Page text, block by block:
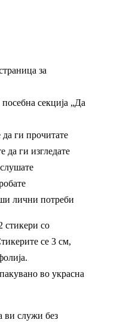
за
секција „Да
ги прочитате
да ги изгледате
лични потреби
стикери со
се 3 см,
во украсна
ви служи без